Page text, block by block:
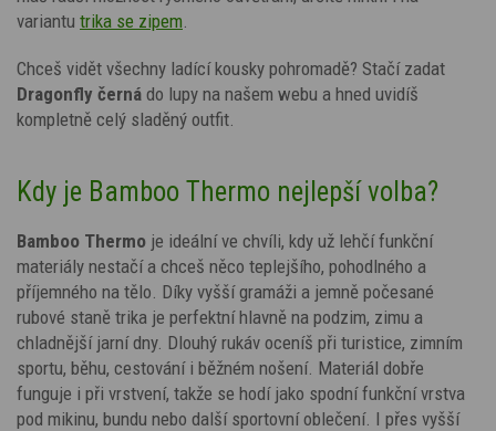
variantu trika se zipem
Chceš vidět všechny ladící kousky pohromadě? Stačí zadat
Dragonfly černá do lupy na našem webu a hned uvidíš
kompletně celý sladěný outfit.
Kdy je Bamboo Thermo nejlepší volba?
Bamboo Thermo je ideální ve chvíli, kdy už lehčí funkční
materiály nestačí a chceš něco teplejšího, pohodlného a
příjemného na tělo. Díky vyšší gramáži a jemně počesané
rubové staně trika je perfektní hlavně na podzim, zimu a
chladnější jarní dny. Dlouhý rukáv oceníš při turistice, zimním
sportu, běhu, cestování i běžném nošení. Materiál dobře
funguje i při vrstvení, takže se hodí jako spodní funkční vrstva
pod mikinu, bundu nebo další sportovní oblečení. I přes vyšší